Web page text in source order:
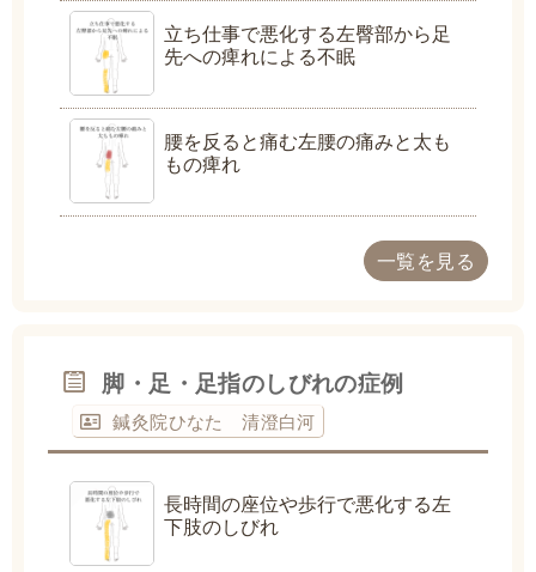
立ち仕事で悪化する左臀部から足
先への痺れによる不眠
腰を反ると痛む左腰の痛みと太も
もの痺れ
一覧を見る
脚・足・足指のしびれの症例
鍼灸院ひなた 清澄白河
長時間の座位や歩行で悪化する左
下肢のしびれ